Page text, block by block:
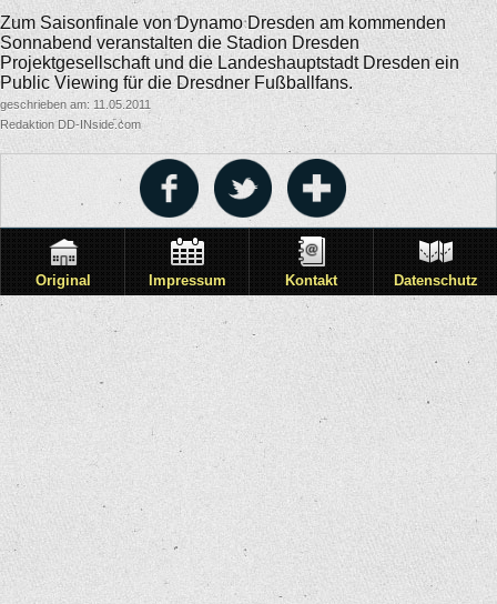
Zum Saisonfinale von Dynamo Dresden am kommenden
Sonnabend veranstalten die Stadion Dresden
Projektgesellschaft und die Landeshauptstadt Dresden ein
Public Viewing für die Dresdner Fußballfans.
geschrieben am: 11.05.2011
Redaktion DD-INside.com
Original Impressum Kontakt Datenschutz